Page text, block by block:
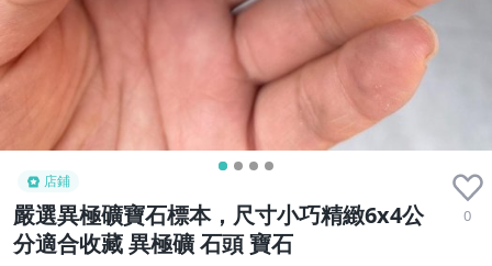
店鋪
嚴選異極礦寶石標本，尺寸小巧精緻6x4公
分適合收藏 異極礦 石頭 寶石
0